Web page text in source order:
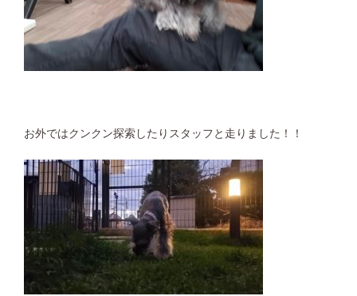
お外ではクンクン探索したりスタッフと走りました！！